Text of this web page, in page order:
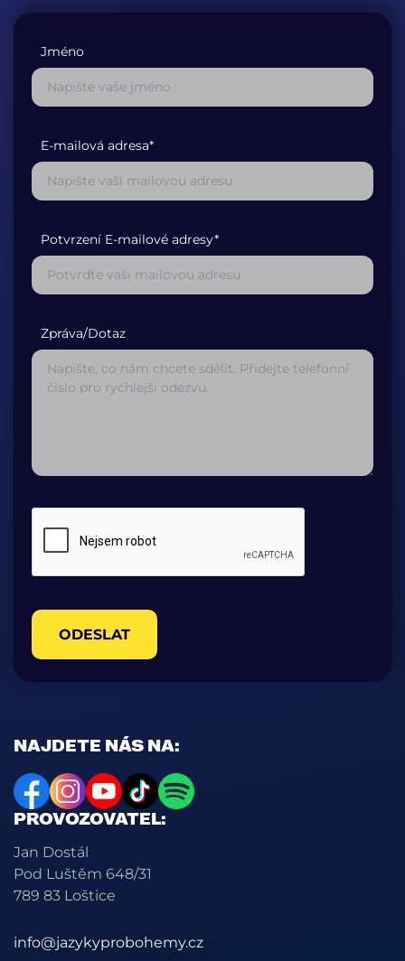
NAJDETE NÁS NA:
PROVOZOVATEL:
Jan Dostál
Pod Luštěm 648/31
789 83 Loštice
info@jazykyprobohemy.cz
Jméno
E-mailová adresa*
Potvrzení E-mailové adresy*
Zpráva/Dotaz
ODESLAT